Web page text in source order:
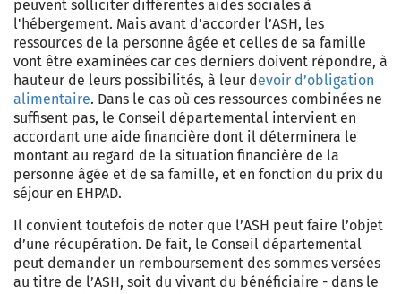
peuvent solliciter différentes aides sociales à
l'hébergement. Mais avant d’accorder l’ASH, les
ressources de la personne âgée et celles de sa famille
vont être examinées car ces derniers doivent répondre, à
hauteur de leurs possibilités, à leur devoir d’obligation
alimentaire. Dans le cas où ces ressources combinées ne
suffisent pas, le Conseil départemental intervient en
accordant une aide financière dont il déterminera le
montant au regard de la situation financière de la
personne âgée et de sa famille, et en fonction du prix du
séjour en EHPAD.
Il convient toutefois de noter que l’ASH peut faire l’objet
d’une récupération. De fait, le Conseil départemental
peut demander un remboursement des sommes versées
au titre de l’ASH, soit du vivant du bénéficiaire - dans le